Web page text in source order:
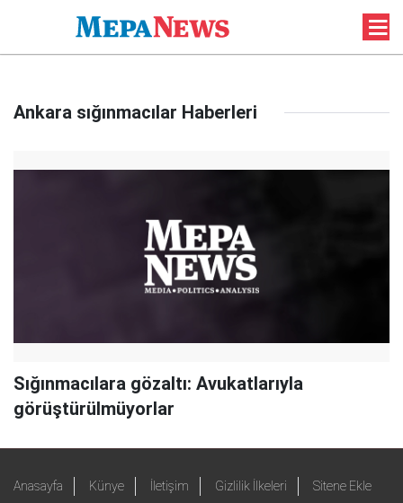
Ankara sığınmacılar Haberleri
Sığınmacılara gözaltı: Avukatlarıyla
görüştürülmüyorlar
Anasayfa Künye İletişim Gizlilik İlkeleri Sitene Ekle